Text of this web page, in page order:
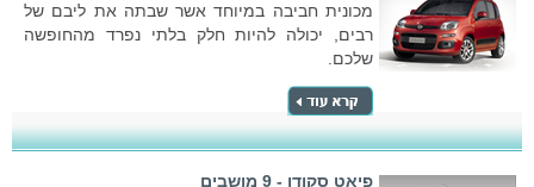
מכונית חביבה במיוחד אשר שבתה את ליבם של
רבים, יכולה להיות חלק בלתי נפרד מהחופשה
שלכם.
פיאט סקודו - 9 מושבים